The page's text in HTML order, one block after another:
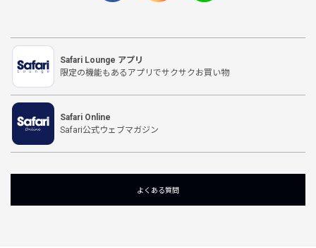
Safari Lounge アプリ
限定の機能もあるアプリでサクサクお買い物
Safari Online
Safari公式ウェブマガジン
よくある質問